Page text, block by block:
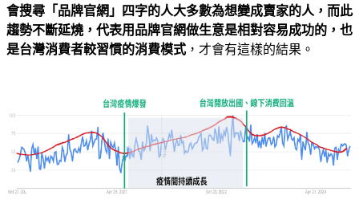
會搜尋「品牌官網」四字的人大多數為想變成賣家的人，而此
趨勢不斷延燒，代表用品牌官網做生意是相對容易成功的，也
是台灣消費者較習慣的消費模式 ，才會有這樣的結果。